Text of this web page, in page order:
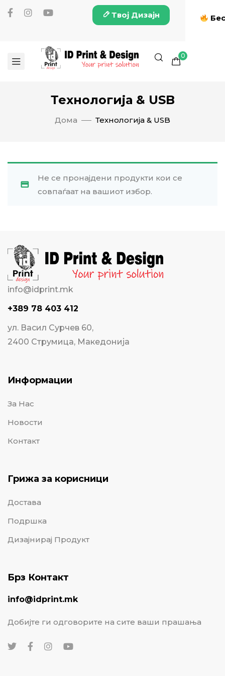
Твој Дизајн
0
Технологија & USB
Дома Технологија & USB
Не се пронајдени продукти кои се
совпаѓаат на вашиот избор.
info@idprint.mk
+389 78 403 412
ул. Васил Сурчев 60,
2400 Струмица, Македонија
Информации
За Нас
Новости
Контакт
Грижа за корисници
Достава
Подршка
Дизајнирај Продукт
Брз Контакт
info@idprint.mk
Добијте ги одговорите на сите ваши прашања